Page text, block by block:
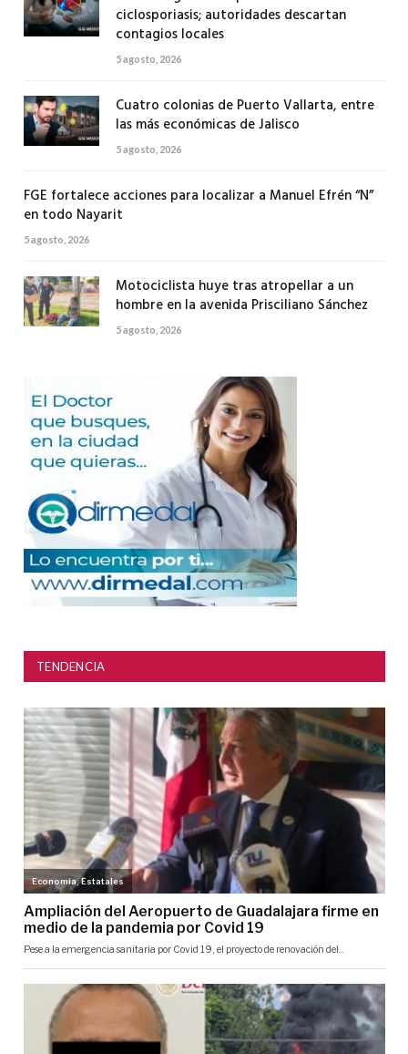
ciclosporiasis; autoridades descartan
contagios locales
5 agosto, 2026
Cuatro colonias de Puerto Vallarta, entre
las más económicas de Jalisco
5 agosto, 2026
FGE fortalece acciones para localizar a Manuel Efrén “N”
en todo Nayarit
5 agosto, 2026
Motociclista huye tras atropellar a un
hombre en la avenida Prisciliano Sánchez
5 agosto, 2026
TENDENCIA